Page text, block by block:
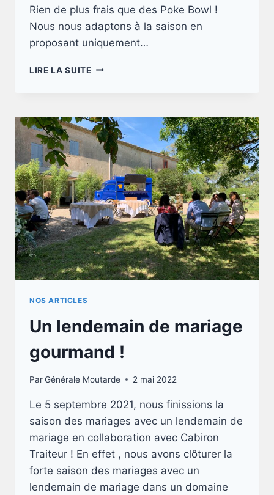
Rien de plus frais que des Poke Bowl !
Nous nous adaptons à la saison en
proposant uniquement…
LIRE LA SUITEDES
!
NOS ARTICLES
Un lendemain de mariage
gourmand !
ParGénérale Moutarde 2 mai 2022
Le 5 septembre 2021, nous finissions la
saison des mariages avec un lendemain de
mariage en collaboration avec Cabiron
Traiteur ! En effet , nous avons clôturer la
forte saison des mariages avec un
lendemain de mariage dans un domaine